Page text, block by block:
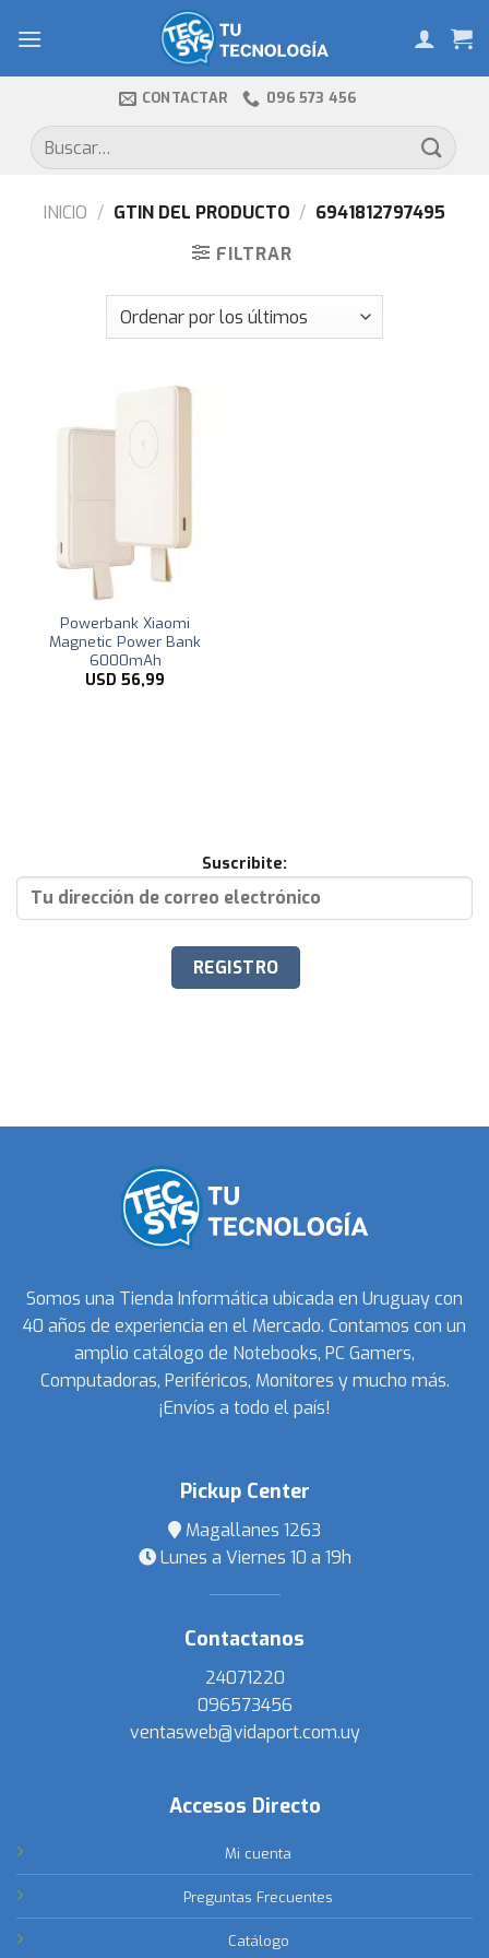
CONTACTAR 096 573 456
Buscar
por:
INICIO / GTIN DEL PRODUCTO / 6941812797495
FILTRAR
Powerbank Xiaomi
Magnetic Power Bank
6000mAh
USD 56,99
Suscribite:
Somos una Tienda Informática ubicada en Uruguay con
40 años de experiencia en el Mercado. Contamos con un
amplio catálogo de Notebooks, PC Gamers,
Computadoras, Periféricos, Monitores y mucho más.
¡Envíos a todo el país!
Pickup Center
Magallanes 1263
Lunes a Viernes 10 a 19h
Contactanos
24071220
096573456
ventasweb@vidaport.com.uy
Accesos Directo
Mi cuenta
Preguntas Frecuentes
Catálogo